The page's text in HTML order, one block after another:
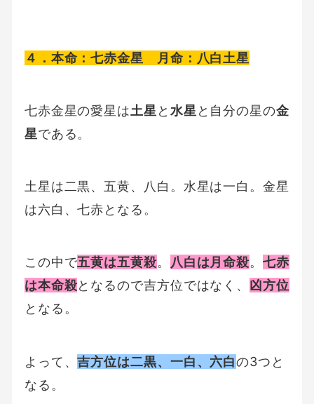
４．本命：七赤金星 月命：八白土星
七赤金星の愛星は土星と 水星と自分の星の金
星である。
土星は二黒、五黄、八白。水星は一白。金星
は六白、七赤となる。
この中で五黄は五黄殺。 八白は月命殺。七赤
は本命殺となるので吉方位ではなく、 凶方位
となる。
よって、吉方位は二黒、一白、六白の3つと
なる。